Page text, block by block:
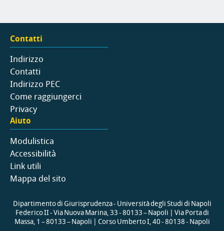
Contatti
Indirizzo
Contatti
Indirizzo PEC
Come raggiungerci
Privacy
Aiuto
Modulistica
Accessibilità
Link utili
Mappa del sito
Dipartimento di Giurisprudenza - Università degli Studi di Napoli
Federico II - Via Nuova Marina, 33 - 80133 – Napoli | Via Porta di
Massa, 1 – 80133 – Napoli | Corso Umberto I, 40 - 80138 - Napoli